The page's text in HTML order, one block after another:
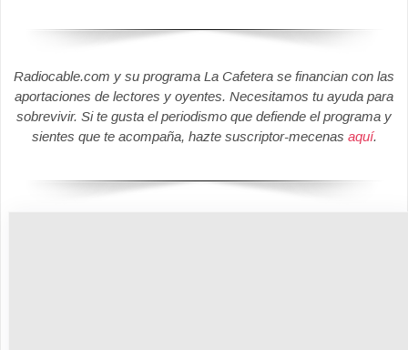
Radiocable.com y su programa La Cafetera se financian con las
aportaciones de lectores y oyentes. Necesitamos tu ayuda para
sobrevivir. Si te gusta el periodismo que defiende el programa y
sientes que te acompaña, hazte suscriptor-mecenas aquí.